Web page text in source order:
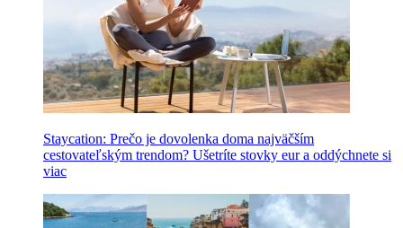
Staycation: Prečo je dovolenka doma najväčším
cestovateľským trendom? Ušetríte stovky eur a oddýchnete si
viac